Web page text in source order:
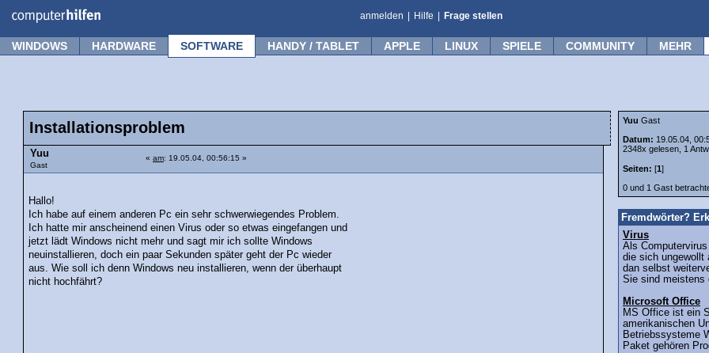
anmelden Hilfe Frage stellen
WINDOWS HARDWARE SOFTWARE HANDY / TABLET APPLE LINUX SPIELE COMMUNITY MEHR
Installationsproblem
Yuu
Gast
« am: 19.05.04, 00:56:15 »
Hallo!
Ich habe auf einem anderen Pc ein sehr schwerwiegendes Problem.
Ich hatte mir anscheinend einen Virus oder so etwas eingefangen und
jetzt lädt Windows nicht mehr und sagt mir ich sollte Windows
neuinstallieren, doch ein paar Sekunden später geht der Pc wieder
aus. Wie soll ich denn Windows neu installieren, wenn der überhaupt
nicht hochfährt?
Yuu Gast
Datum: 19.05.04,
2348x gelesen, 1
Seiten: [1]
0 und 1 Gast
Fremdwörter?
Virus
Als
die sich ungewollt
dan selbst
Sie sind meistens
Microsoft Office
MS Office ist ein
amerikanischen
Betriebssysteme
Paket gehören